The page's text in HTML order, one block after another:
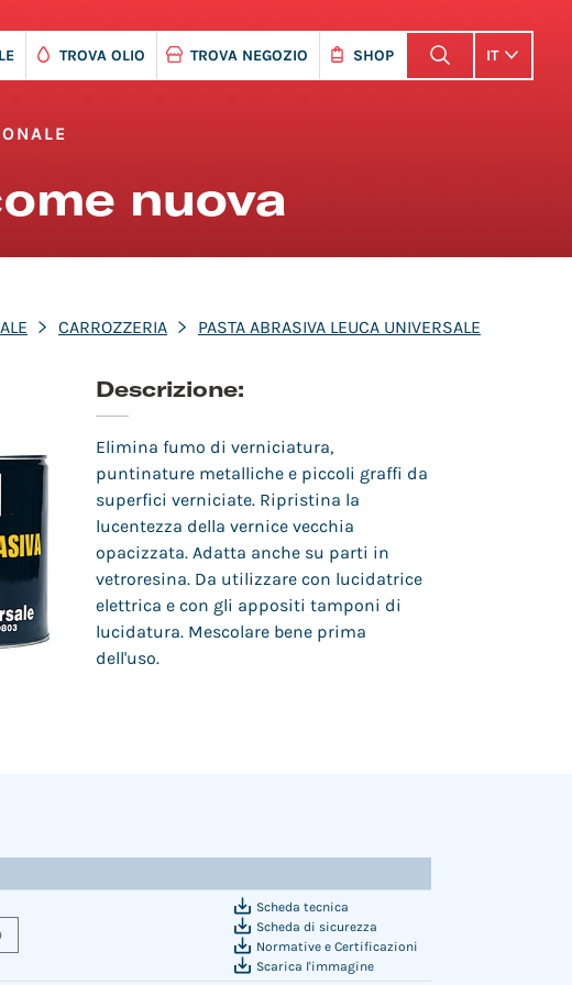
TROVA OLIO TROVA NEGOZIO SHOP IT
nuova
CARROZZERIA PASTA ABRASIVA LEUCA UNIVERSALE
Descrizione:
Elimina fumo di verniciatura,
puntinature metalliche e piccoli graffi da
superfici verniciate. Ripristina la
lucentezza della vernice vecchia
opacizzata. Adatta anche su parti in
vetroresina. Da utilizzare con lucidatrice
elettrica e con gli appositi tamponi di
lucidatura. Mescolare bene prima
dell'uso.
Scheda tecnica
Scheda di sicurezza
Normative e Certificazioni
Scarica l'immagine